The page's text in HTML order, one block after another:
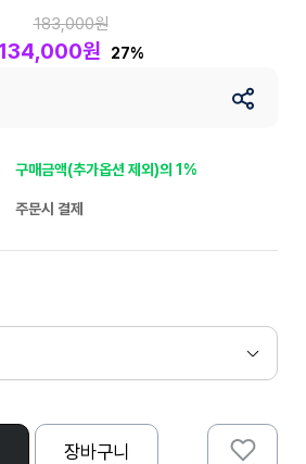
183,000원
원 27%
구매금액(추가옵션 제외)의 1%
주문시 결제
장바구니